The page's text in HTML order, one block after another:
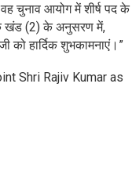
चुनाव आयोग में शीर्ष पद के
के खंड (2) के अनुसरण में,
को हार्दिक शुभकामनाएं।”
Shri Rajiv Kumar as